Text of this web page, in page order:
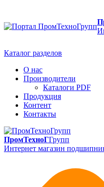
Каталог разделов
О нас
Производители
Каталоги PDF
Продукция
Контент
Контакты
ПромТехноГГрупп
Интернет магазин